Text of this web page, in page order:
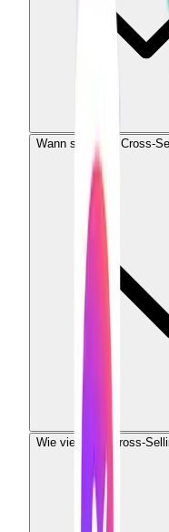
Wann sollte ich Cross-
Wie viel kann Cross-